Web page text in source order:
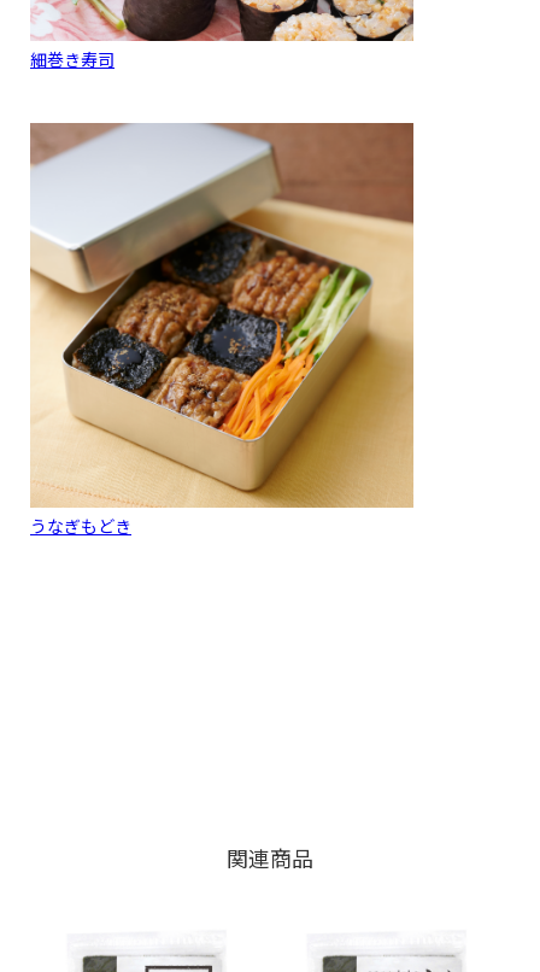
細巻き寿司
うなぎもどき
関連商品